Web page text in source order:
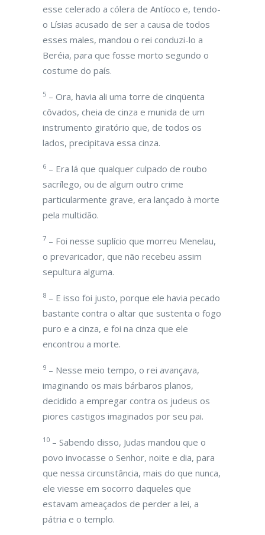
esse celerado a cólera de Antíoco e, tendo-
o Lísias acusado de ser a causa de todos
esses males, mandou o rei conduzi-lo a
Beréia, para que fosse morto segundo o
costume do país.
5 – Ora, havia ali uma torre de cinqüenta
côvados, cheia de cinza e munida de um
instrumento giratório que, de todos os
lados, precipitava essa cinza.
6 – Era lá que qualquer culpado de roubo
sacrílego, ou de algum outro crime
particularmente grave, era lançado à morte
pela multidão.
7 – Foi nesse suplício que morreu Menelau,
o prevaricador, que não recebeu assim
sepultura alguma.
8 – E isso foi justo, porque ele havia pecado
bastante contra o altar que sustenta o fogo
puro e a cinza, e foi na cinza que ele
encontrou a morte.
9 – Nesse meio tempo, o rei avançava,
imaginando os mais bárbaros planos,
decidido a empregar contra os judeus os
piores castigos imaginados por seu pai.
10 – Sabendo disso, Judas mandou que o
povo invocasse o Senhor, noite e dia, para
que nessa circunstância, mais do que nunca,
ele viesse em socorro daqueles que
estavam ameaçados de perder a lei, a
pátria e o templo.